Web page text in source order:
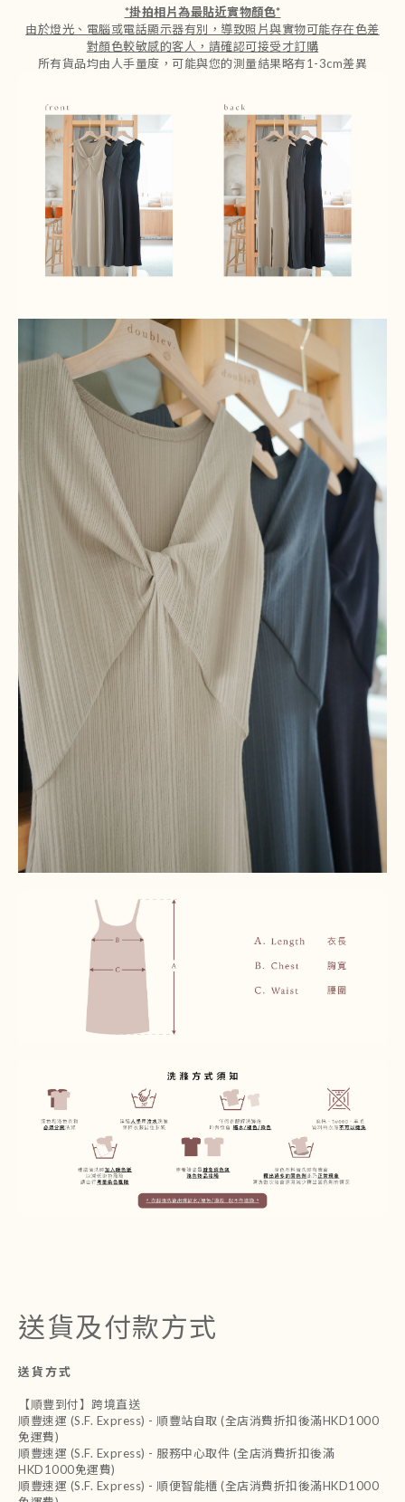
*掛拍相片為最貼近實物顏色*
由於燈光、電腦或電話顯示器有別，導致照片與實物可能存在色差
對顏色較敏感的客人，請確認可接受才訂購
所有貨品均由人手量度，可能與您的測量結果略有1-3cm差異
送貨及付款方式
送貨方式
【順豐到付】跨境直送
順豐速運 (S.F. Express) - 順豐站自取 (全店消費折扣後滿HKD1000
免運費)
順豐速運 (S.F. Express) - 服務中心取件 (全店消費折扣後滿
HKD1000免運費)
順豐速運 (S.F. Express) - 順便智能櫃 (全店消費折扣後滿HKD1000